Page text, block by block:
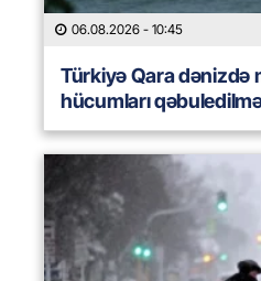
06.08.2026 - 10:45
Türkiyə Qara dənizdə
hücumları